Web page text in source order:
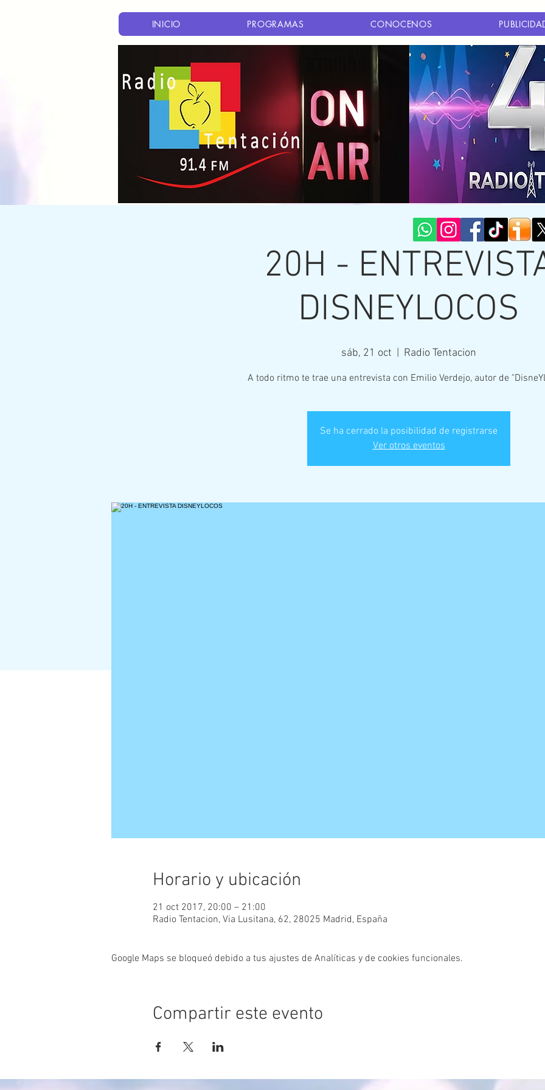
INICIO PROGRAMAS CONOCENOS
20H -
DISNEYLOCOS
sáb, 21 oct Radio Tentacion
A todo ritmo te trae una entrevista con Emilio Verdejo, autor de
Se ha cerrado la posibilidad de registrarse
Ver otros eventos
Horario y ubicación
21 oct 2017, 20:00 – 21:00
Radio Tentacion, Via Lusitana, 62, 28025 Madrid, España
Google Maps se bloqueó debido a tus ajustes de Analíticas y de cookies funcionales.
Compartir este evento